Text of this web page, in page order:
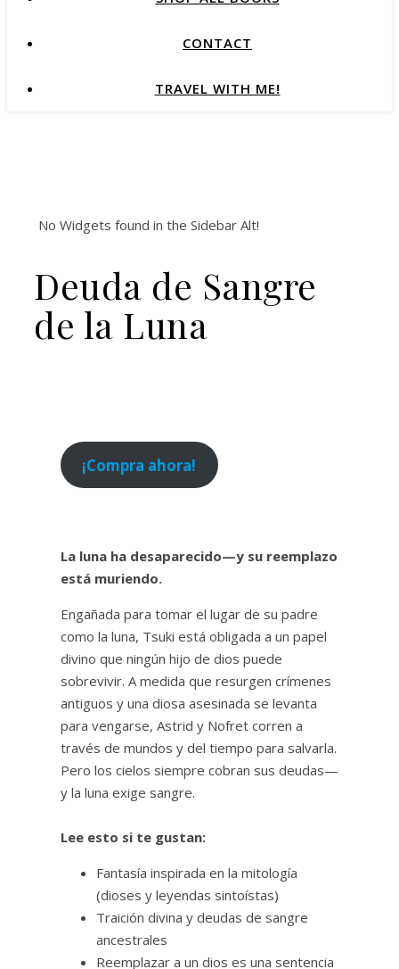
CONTACT
TRAVEL WITH ME!
No Widgets found in the Sidebar Alt!
Deuda de Sangre
de la Luna
¡Compra ahora!
La luna ha desaparecido—y su reemplazo
está muriendo.
Engañada para tomar el lugar de su padre
como la luna, Tsuki está obligada a un papel
divino que ningún hijo de dios puede
sobrevivir. A medida que resurgen crímenes
antiguos y una diosa asesinada se levanta
para vengarse, Astrid y Nofret corren a
través de mundos y del tiempo para salvarla.
Pero los cielos siempre cobran sus deudas—
y la luna exige sangre.
Lee esto si te gustan:
Fantasía inspirada en la mitología
(dioses y leyendas sintoístas)
Traición divina y deudas de sangre
ancestrales
Reemplazar a un dios es una sentencia